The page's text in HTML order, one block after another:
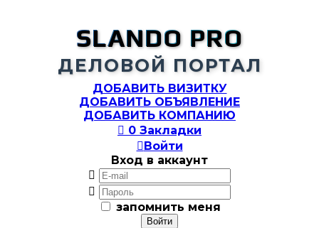
SLANDO PRO
ДЕЛОВОЙ ПОРТАЛ
ДОБАВИТЬ ВИЗИТКУ
ДОБАВИТЬ ОБЪЯВЛЕНИЕ
ДОБАВИТЬ КОМПАНИЮ
 0 Закладки
Войти
Вход в аккаунт


запомнить меня